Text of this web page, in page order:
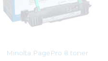
Minolta PagePro 8 toner